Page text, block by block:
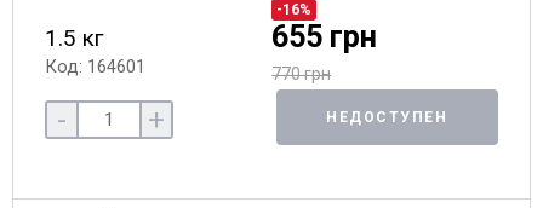
1.5 кг
Код: 164601
-16%
655 грн
770 грн
- + НЕДОСТУПЕН